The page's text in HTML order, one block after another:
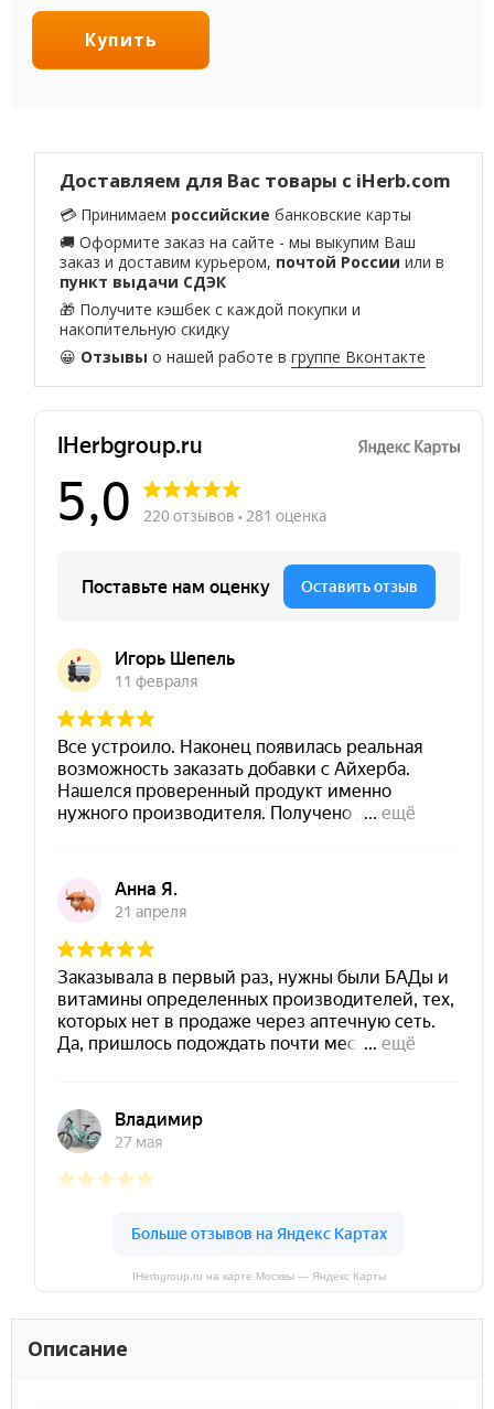
Купить
Доставляем для Вас товары с iHerb.com
💳 Принимаем российские банковские карты
🚚 Оформите заказ на сайте - мы выкупим Ваш
заказ и доставим курьером, почтой России или в
пункт выдачи СДЭК
🎁 Получите кэшбек с каждой покупки и
накопительную скидку
😀 Отзывы о нашей работе вгруппе Вконтакте
IHerbgroup.ru на карте Москвы — Яндекс Карты
Описание